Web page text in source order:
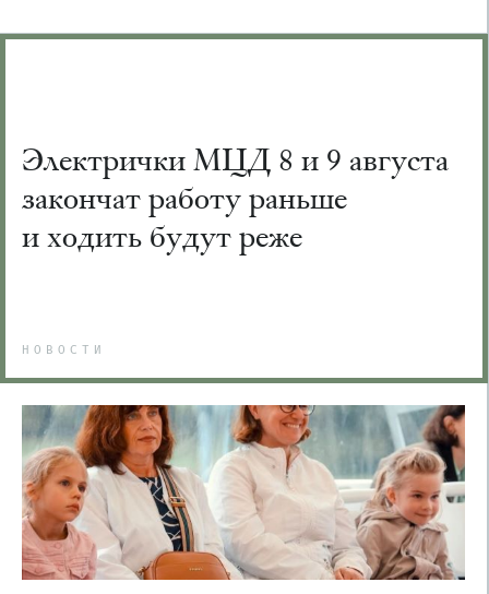
Электрички МЦД 8 и 9 августа
закончат работу раньше
и ходить будут реже
НОВОСТИ